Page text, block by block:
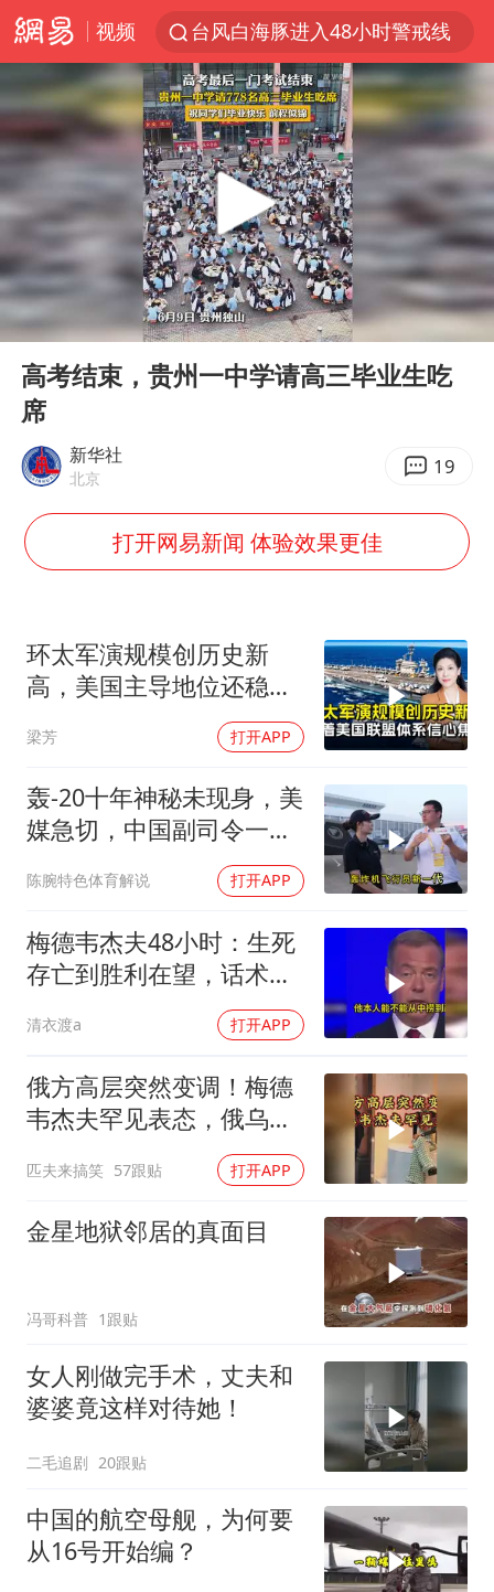
视频
台风白海豚进入48小时警戒线
佛得角门将亮相智利俱乐部主场
看守所辅警收受10万获刑1年
宇树科技发行价格150.80元/股
宇树科技王兴兴身家有望超200亿元
五粮液渠道价一箱上涨近百元
CIA被曝已秘密设立古巴工作组
U17国足1分钟轰2球
中国养老床位“三连降”
多地要求领导干部带头休假
东方甄选被判赔偿江小白30万元
奋进开新局 实干挑大梁
Play
00:17
高考结束，贵州一中学请高三毕业生吃
席
新华社
北京 19
打开网易新闻 体验效果更佳
环太军演规模创历史新
高，美国主导地位还稳得
梁芳 打开APP
轰-20十年神秘未现身，美
媒急切，中国副司令一句
陈腕特色体育解说 打开APP
梅德韦杰夫48小时：生死
存亡到胜利在望，话术变
清衣渡a 打开APP
俄方高层突然变调！梅德
韦杰夫罕见表态，俄乌战
匹夫来搞笑 57跟贴 打开APP
金星地狱邻居的真面目
冯哥科普 1跟贴
女人刚做完手术，丈夫和
婆婆竟这样对待她！
二毛追剧 20跟贴
中国的航空母舰，为何要
从16号开始编？